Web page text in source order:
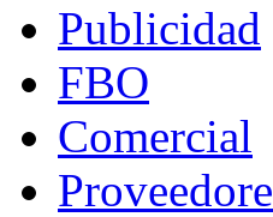
Publicidad
FBO
Comercial